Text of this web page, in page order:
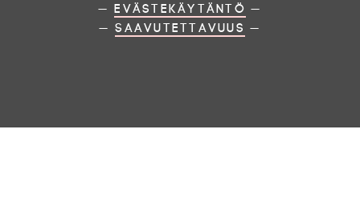
—Evästekäytäntö —
—Saavutettavuus —